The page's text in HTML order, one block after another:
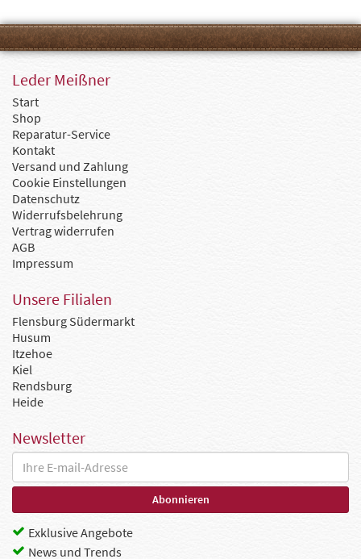
Leder Meißner
Start
Shop
Reparatur-Service
Kontakt
Versand und Zahlung
Cookie Einstellungen
Datenschutz
Widerrufsbelehrung
Vertrag widerrufen
AGB
Impressum
Unsere Filialen
Flensburg Südermarkt
Husum
Itzehoe
Kiel
Rendsburg
Heide
Newsletter
Exklusive Angebote
News und Trends